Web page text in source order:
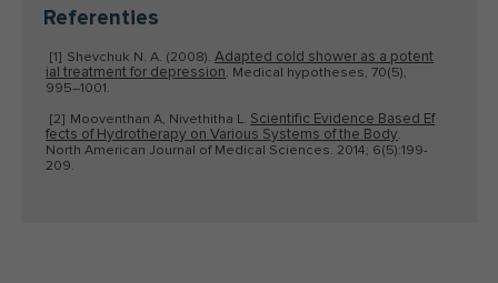
tillen, Muay Thai-boksen, koffie en
veganistische baksels maken (en
uiteraard eten).
team.
Referenties
[1] Shevchuk N. A. (2008).Adapted cold shower as a potent
ial treatment for depression. Medical hypotheses, 70(5),
995–1001.
[2] Mooventhan A, Nivethitha L. Scientific Evidence Based Ef
fects of Hydrotherapy on Various Systems of the Body.
North American Journal of Medical Sciences. 2014; 6(5):199-
209.